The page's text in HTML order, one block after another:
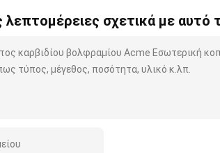
σχετικά με αυτό
καρβιδίου βολφραμίου Acme Εσωτερική
τύπος, μέγεθος, ποσότητα, υλικό κ.λπ.